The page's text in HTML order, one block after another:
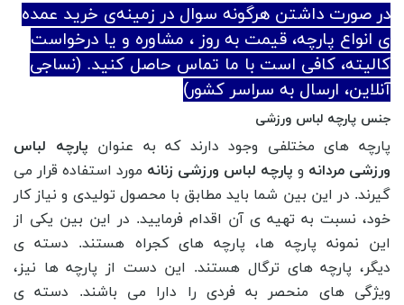
در صورت داشتن هرگونه سوال در زمینه‌ی خرید عمده
ی انواع پارچه، قیمت به روز ، مشاوره و یا درخواست
کالیته، کافی است با ما تماس حاصل کنید. (نساجی
آنلاین، ارسال به سراسر کشور)
جنس پارچه لباس ورزشی
پارچه های مختلفی وجود دارند که به عنوان پارچه لباس
ورزشی مردانه و پارچه لباس ورزشی زنانه مورد استفاده قرار می
گیرند. در این بین شما باید مطابق با محصول تولیدی و نیاز کار
خود، نسبت به تهیه ی آن اقدام فرمایید. در این بین یکی از
این نمونه پارچه ها، پارچه های کجراه هستند. دسته ی
دیگر، پارچه های ترگال هستند. این دست از پارچه ها نیز،
ویژگی های منحصر به فردی را دارا می باشند. دسته ی